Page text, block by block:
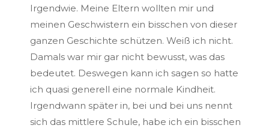
Irgendwie. Meine Eltern wollten mir und
meinen Geschwistern ein bisschen von dieser
ganzen Geschichte schützen. Weiß ich nicht.
Damals war mir gar nicht bewusst, was das
bedeutet. Deswegen kann ich sagen so hatte
ich quasi generell eine normale Kindheit.
Irgendwann später in, bei und bei uns nennt
sich das mittlere Schule, habe ich ein bisschen